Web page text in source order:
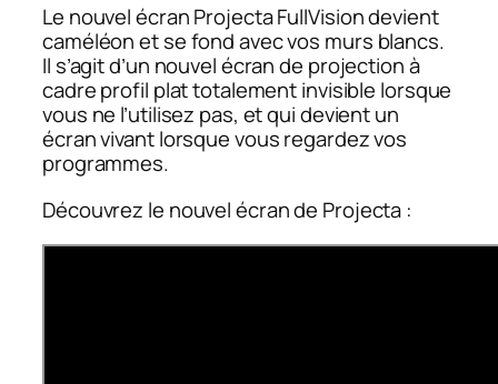
Le nouvel écran Projecta FullVision devient
caméléon et se fond avec vos murs blancs.
Il s’agit d’un nouvel écran de projection à
cadre profil plat totalement invisible lorsque
vous ne l’utilisez pas, et qui devient un
écran vivant lorsque vous regardez vos
programmes.
Découvrez le nouvel écran de Projecta :